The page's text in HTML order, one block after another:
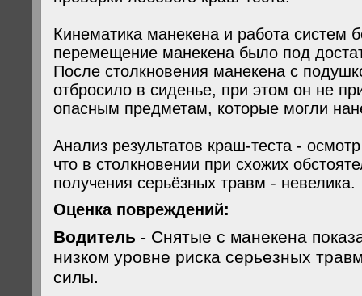
Кинематика манекена и работа систем
перемещение манекена было под
После столкновения манекена с
отбросило в сиденье, при этом он не
опасным предметам, которые могли
Анализ результатов краш-теста -
что в столкновении при схожих
получения серьёзных травм - невелика.
Оценка повреждений:
Водитель - Снятые с манекена
низком уровне риска серьезных
силы.